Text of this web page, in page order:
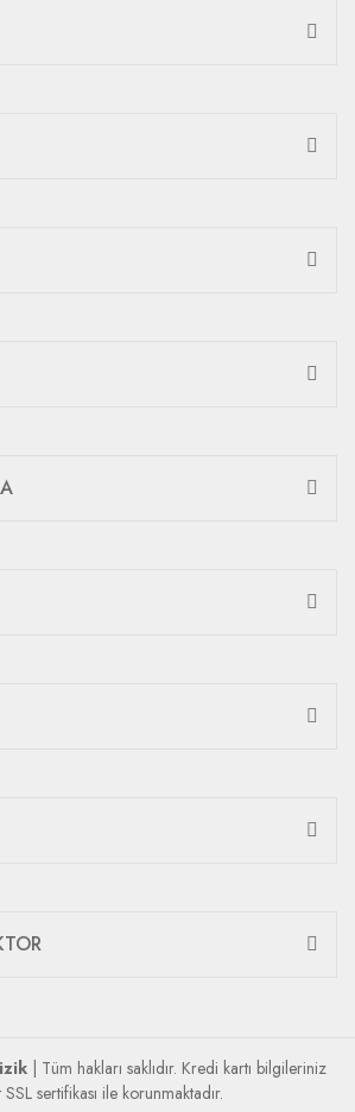
| Tüm hakları saklıdır. Kredi kartı bilgileriniz
sertifikası ile korunmaktadır.